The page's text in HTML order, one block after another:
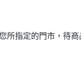
所指定的門市，待